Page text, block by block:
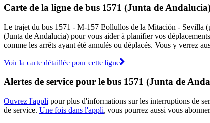
Carte de la ligne de bus 1571 (Junta de Andalucia)
Le trajet du bus 1571 - M-157 Bollullos de la Mitación - Sevilla
(Junta de Andalucia) pour vous aider à planifier vos
comme les arrêts ayant été annulés ou déplacés. Vous y verrez
Voir la carte détaillée pour cette ligne
Alertes de service pour le bus 1571 (Junta de
Ouvrez l'appli pour plus d'informations sur les interruptions de
de service. Une fois dans l'appli, vous pourrez aussi vous